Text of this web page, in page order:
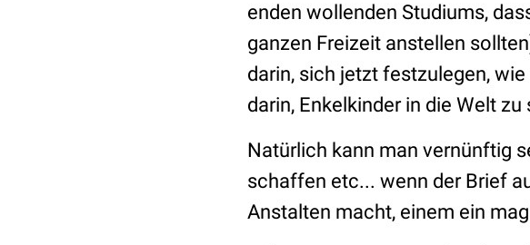
enden wollenden Studiums,
ganzen Freizeit anstellen
darin, sich jetzt festzulegen,
darin, Enkelkinder in die Welt
Natürlich kann man vernünftig
schaffen etc... wenn der Brief
Anstalten macht, einem ein